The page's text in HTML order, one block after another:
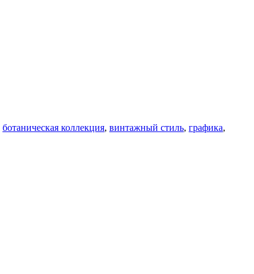
ботаническая коллекция, винтажный стиль, графика,